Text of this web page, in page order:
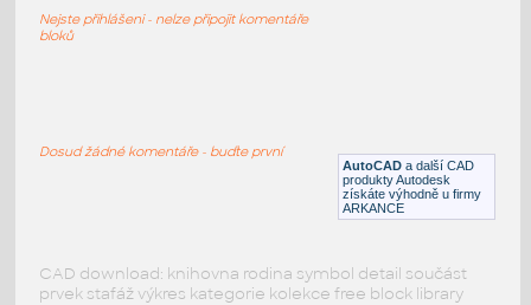
DWG Příruby
Příruby AutoCAD a další CAD
produkty Autodesk
získáte výhodně u firmy
ARKANCE
Nejste přihlášeni - nelze připojit komentáře
bloků
Dosud žádné komentáře - buďte první
CAD download: knihovna rodina symbol detail součást
prvek stafáž výkres kategorie kolekce free block library